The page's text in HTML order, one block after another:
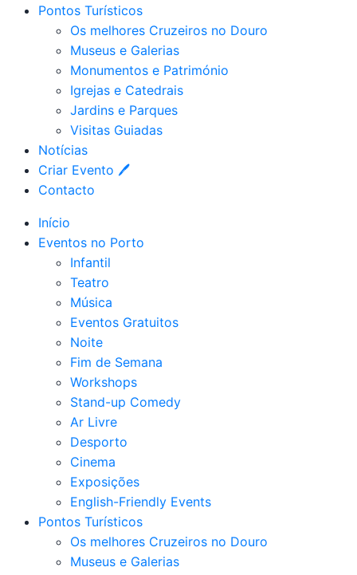
Pontos Turísticos
Os melhores Cruzeiros no Douro​
Museus e Galerias
Monumentos e Património
Igrejas e Catedrais
Jardins e Parques
Visitas Guiadas
Notícias
Criar Evento 🖊
Contacto
Início
Eventos no Porto
Infantil
Teatro
Música
Eventos Gratuitos
Noite
Fim de Semana
Workshops
Stand-up Comedy
Ar Livre
Desporto
Cinema
Exposições
English-Friendly Events
Pontos Turísticos
Os melhores Cruzeiros no Douro​
Museus e Galerias